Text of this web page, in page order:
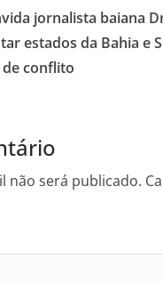
a
g
e
jornalista baiana
estados da Bahia e
conflito
não será publicado.